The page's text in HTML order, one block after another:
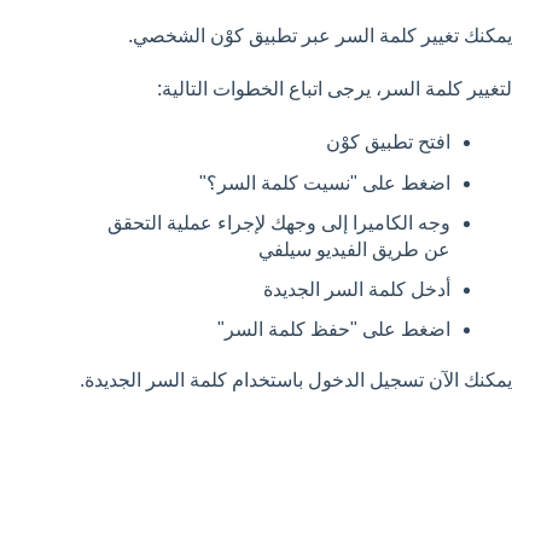
يمكنك تغيير كلمة السر عبر تطبيق كوْن الشخصي.
لتغيير كلمة السر، يرجى اتباع الخطوات التالية:
افتح تطبيق كوْن
اضغط على "نسيت كلمة السر؟"
وجه الكاميرا إلى وجهك لإجراء عملية التحقق
عن طريق الفيديو سيلفي
أدخل كلمة السر الجديدة
اضغط على "حفظ كلمة السر"
يمكنك الآن تسجيل الدخول باستخدام كلمة السر الجديدة.